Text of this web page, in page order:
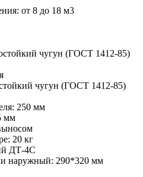
от 8 до 18 м3
чугун (ГОСТ 1412-85)
чугун (ГОСТ 1412-85)
250 мм
мм
20 кг
ДТ-4С
наружный: 290*320 мм